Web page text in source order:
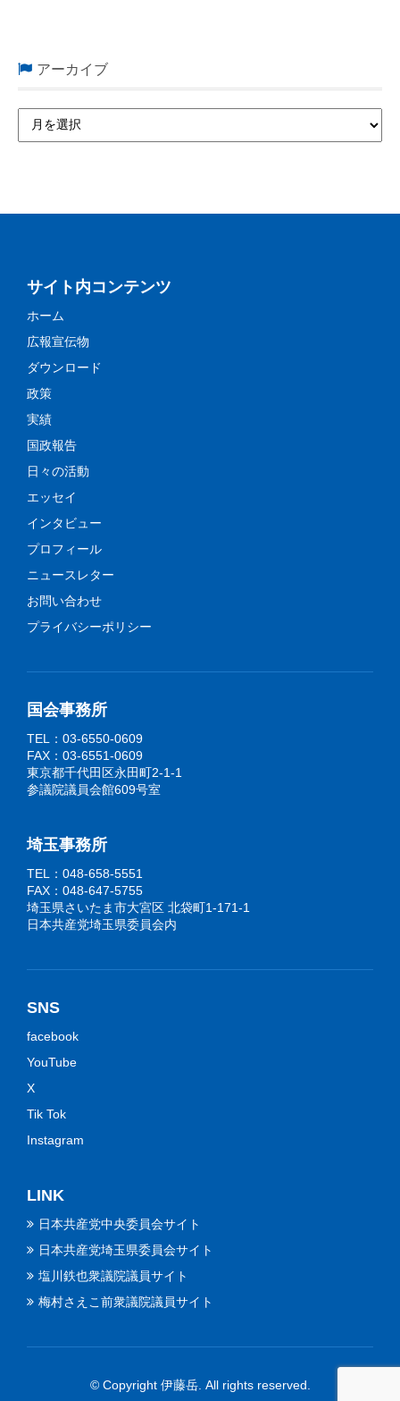
アーカイブ
サイト内コンテンツ
ホーム
広報宣伝物
ダウンロード
政策
実績
国政報告
日々の活動
エッセイ
インタビュー
プロフィール
ニュースレター
お問い合わせ
プライバシーポリシー
国会事務所
TEL：03-6550-0609
FAX：03-6551-0609
東京都千代田区永田町2-1-1
参議院議員会館609号室
埼玉事務所
TEL：048-658-5551
FAX：048-647-5755
埼玉県さいたま市大宮区 北袋町1-171-1
日本共産党埼玉県委員会内
SNS
facebook
YouTube
X
Tik Tok
Instagram
LINK
日本共産党中央委員会サイト
日本共産党埼玉県委員会サイト
塩川鉄也衆議院議員サイト
梅村さえこ前衆議院議員サイト
© Copyright 伊藤岳. All rights reserved.